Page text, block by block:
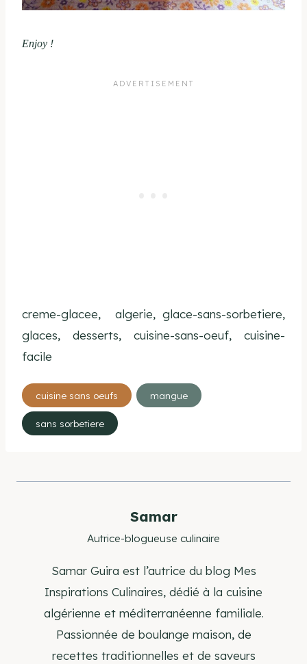
Enjoy !
creme-glacee, algerie, glace-sans-sorbetiere,
glaces, desserts, cuisine-sans-oeuf, cuisine-
facile
Étiquettes
de
la
cuisine sans oeufs mangue
sans sorbetiere
Samar
Autrice-blogueuse culinaire
Samar Guira est l’autrice du blog Mes
Inspirations Culinaires, dédié à la cuisine
algérienne et méditerranéenne familiale.
Passionnée de boulange maison, de
recettes traditionnelles et de saveurs